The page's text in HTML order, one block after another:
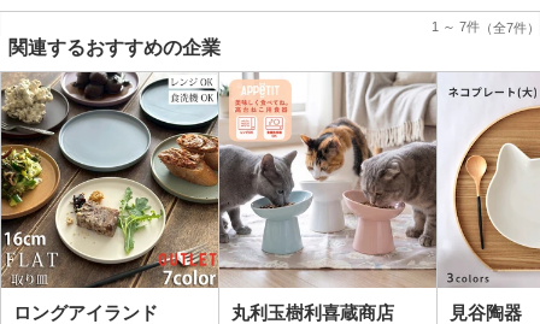
1 ～ 7件 （全7件）
関連するおすすめの企業
ロングアイランド 丸利玉樹利喜蔵商店 見谷陶器